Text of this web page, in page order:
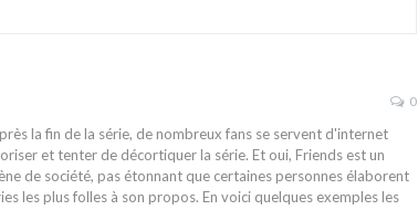
0
la fin de la série, de nombreux fans se servent d'internet
et tenter de décortiquer la série. Et oui, Friends est un
de société, pas étonnant que certaines personnes élaborent
les plus folles à son propos. En voici quelques exemples les